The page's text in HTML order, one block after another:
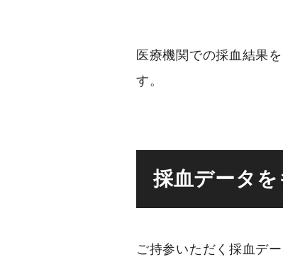
医療機関での採血結果
す。
採血データ
ご持参いただく採血デ